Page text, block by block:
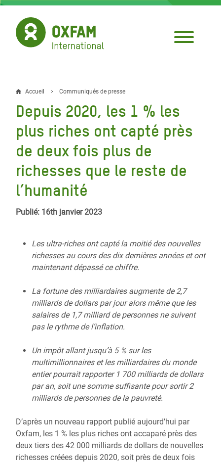
Aller
contenu
principal
Fil
d'Ariane
Accueil Communiqués de presse
Depuis 2020, les 1 % les
plus riches ont capté près
de deux fois plus de
richesses que le reste de
l’humanité
Publié: 16th janvier 2023
Les ultra-riches ont capté la moitié des nouvelles
richesses au cours des dix dernières années et ont
maintenant dépassé ce chiffre.
La fortune des milliardaires augmente de 2,7
milliards de dollars par jour alors même que les
salaires de 1,7 milliard de personnes ne suivent
pas le rythme de l’inflation.
Un impôt allant jusqu’à 5 % sur les
multimillionnaires et les milliardaires du monde
entier pourrait rapporter 1 700 milliards de dollars
par an, soit une somme suffisante pour sortir 2
milliards de personnes de la pauvreté.
D’après un nouveau rapport publié aujourd’hui par
Oxfam, les 1 % les plus riches ont accaparé près des
deux tiers des 42 000 milliards de dollars de nouvelles
richesses créées depuis 2020, soit près de deux fois